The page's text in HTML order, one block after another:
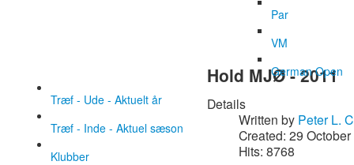
Hold MJØ - 2011
Details
Written by Peter L.
Created: 29
Hits: 8768
Par
VM
German Open
Træf - Ude - Aktuelt år
Træf - Inde - Aktuel sæson
Klubber